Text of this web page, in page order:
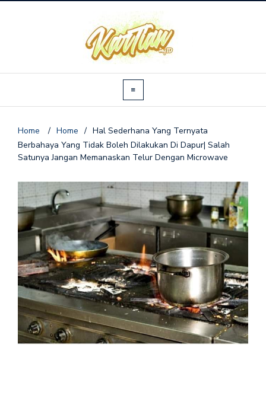
Home / Home / Hal Sederhana Yang Ternyata
Berbahaya Yang Tidak Boleh Dilakukan Di Dapur| Salah
Satunya Jangan Memanaskan Telur Dengan Microwave